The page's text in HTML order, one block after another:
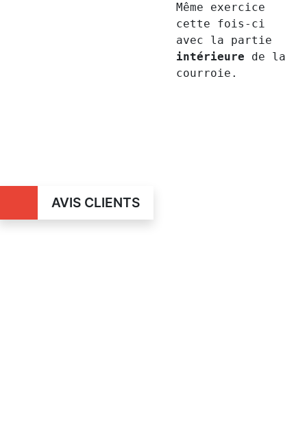
Même exercice
cette fois-ci
avec la partie
intérieure de la
courroie.
AVIS CLIENTS